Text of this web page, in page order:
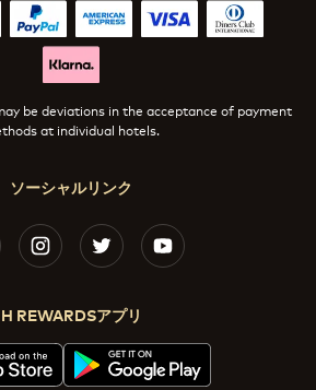
ソーシャルリンク
H REWARDSアプリ
be deviations in the acceptance of payment
at individual hotels.